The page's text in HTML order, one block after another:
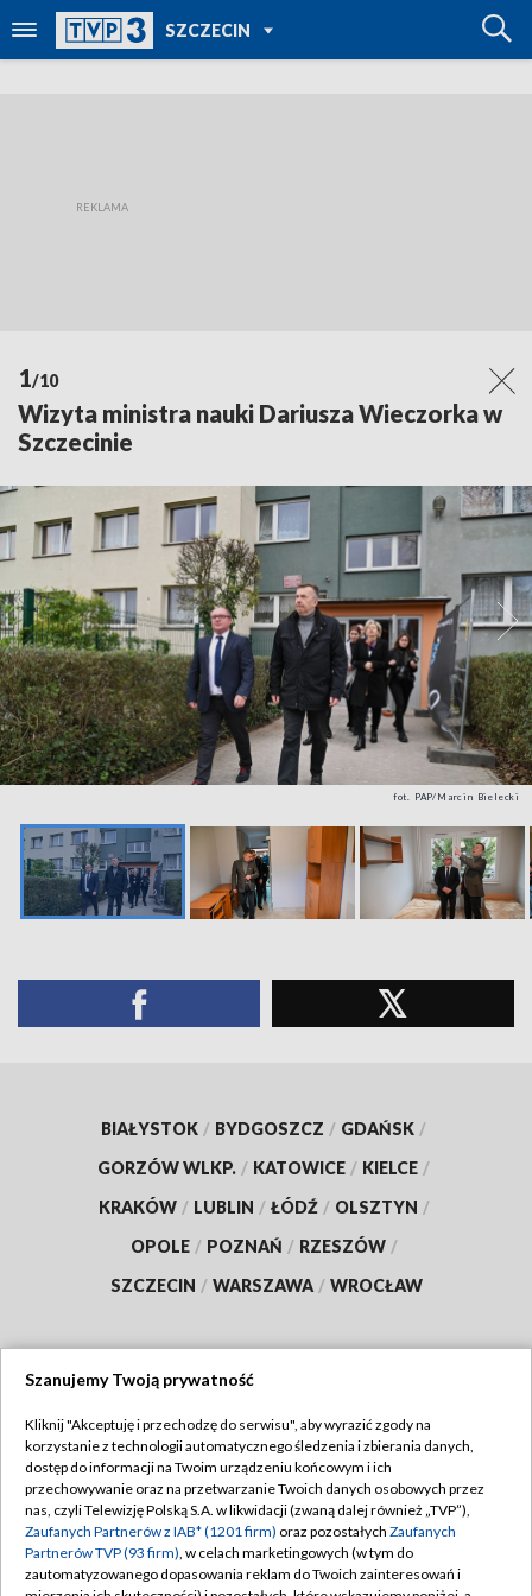
SZCZECIN
TVP REGIONY
1/10
Wizyta ministra nauki Dariusza Wieczorka w
Szczecinie
fot. PAP/Marcin Bielecki
BIAŁYSTOK / BYDGOSZCZ / GDAŃSK /
GORZÓW WLKP. / KATOWICE / KIELCE /
KRAKÓW / LUBLIN / ŁÓDŹ / OLSZTYN /
OPOLE / POZNAŃ / RZESZÓW /
SZCZECIN / WARSZAWA / WROCŁAW
TVP
Abonament TVP
Emisja w TVP
Centrum informacji TVP
Regulamin TVP
Polityka prywatności
Moje zgody
Szanujemy Twoją prywatność
Kliknij "Akceptuję i przechodzę do serwisu", aby wyrazić zgody na
korzystanie z technologii automatycznego śledzenia i zbierania danych,
dostęp do informacji na Twoim urządzeniu końcowym i ich
przechowywanie oraz na przetwarzanie Twoich danych osobowych przez
nas, czyli Telewizję Polską S.A. w likwidacji (zwaną dalej również „TVP”),
Zaufanych Partnerów z IAB* (1201 firm) oraz pozostałych Zaufanych
Partnerów TVP (93 firm), w celach marketingowych (w tym do
zautomatyzowanego dopasowania reklam do Twoich zainteresowań i